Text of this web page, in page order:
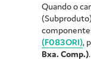
Quando o
(F083ORI),
Bxa. Comp.).